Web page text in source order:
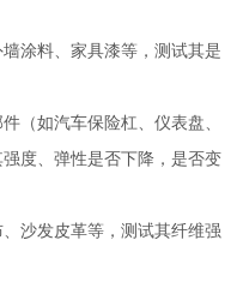
墙涂料、家具漆等，测试其是
（如汽车保险杠、仪表盘、
度、弹性是否下降，是否变
、沙发皮革等，测试其纤维强